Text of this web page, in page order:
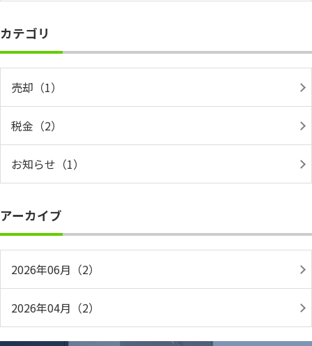
カテゴリ
売却（1）
税金（2）
お知らせ（1）
アーカイブ
2026年06月（2）
2026年04月（2）